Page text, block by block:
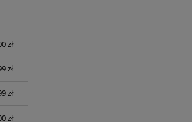
zł
zł
zł
zł